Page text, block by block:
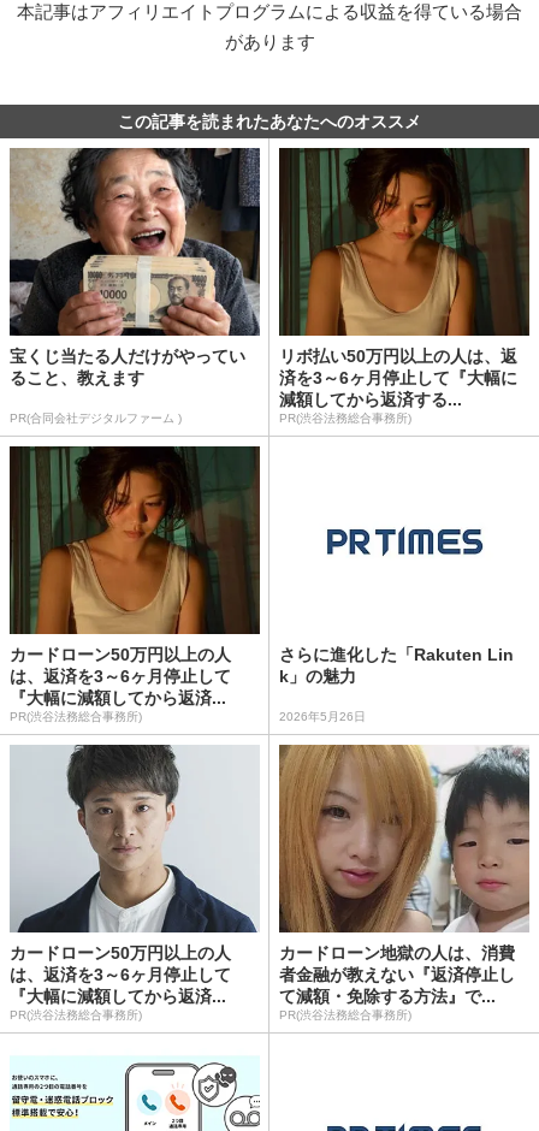
本記事はアフィリエイトプログラムによる収益を得ている場合
があります
この記事を読まれたあなたへのオススメ
宝くじ当たる人だけがやってい
ること、教えます
PR(合同会社デジタルファーム )
リボ払い50万円以上の人は、返
済を3～6ヶ月停止して『大幅に
減額してから返済する...
PR(渋谷法務総合事務所)
カードローン50万円以上の人
は、返済を3～6ヶ月停止して
『大幅に減額してから返済...
PR(渋谷法務総合事務所)
さらに進化した「Rakuten Lin
k」の魅力
2026年5月26日
カードローン50万円以上の人
は、返済を3～6ヶ月停止して
『大幅に減額してから返済...
PR(渋谷法務総合事務所)
カードローン地獄の人は、消費
者金融が教えない『返済停止し
て減額・免除する方法』で...
PR(渋谷法務総合事務所)